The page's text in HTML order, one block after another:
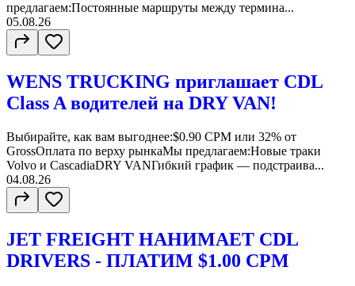
предлагаем:Постоянные маршруты между термина...
05.08.26
WENS TRUCKING приглашает CDL
Class A водителей на DRY VAN!
Выбирайте, как вам выгоднее:$0.90 CPM или 32% от
GrossОплата по верху рынкаМы предлагаем:Новые траки
Volvo и CascadiaDRY VANГибкий график — подстраива...
04.08.26
JET FREIGHT НАНИМАЕТ CDL
DRIVERS - ПЛАТИМ $1.00 CPM